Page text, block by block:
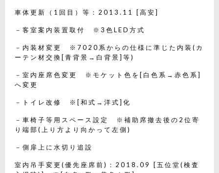
車体更新（1回目）等：2013.11 [高安]
－客室案内装置取付 ※3色LED方式
－内装材変更 ※7020系からの仕様に準じた内装(カ
ーテン材交換[青背景→白背景]等)
－室内座席色変更 ※モケット色を[白色系→赤色系]
へ変更
－トイレ改修 ※[和式→洋式]化
－車椅子等用スペース設定 ※補助席撤去後の2位寄
り端部(上り方より向かって左側)
－側扉上に水切り追設
室内吊手変更(優先座席前)：2018.09 [五位堂(検査